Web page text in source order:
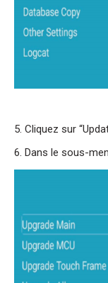
5. Cliquez sur
6. Dans le sous-